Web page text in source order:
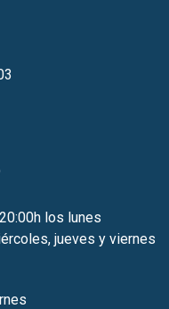
los lunes
jueves y viernes